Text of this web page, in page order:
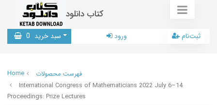
کتاب دانلود
سبد خرید 0 ورود ثبت‌نام
Home
فهرست محصولات
International Congress of Mathematicians 2022 July 6–14
Proceedings: Prize Lectures